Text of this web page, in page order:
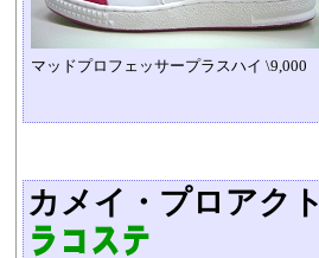
マッドプロフェッサープラスハイ \9,000
カメイ・プロアクト